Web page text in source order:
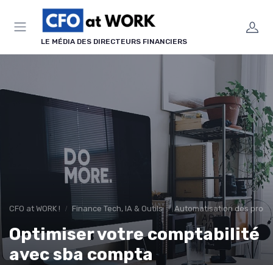
LE MÉDIA DES DIRECTEURS FINANCIERS
CFO at WORK ! Finance Tech, IA & Outils Automatisation des
Optimiser votre comptabilité
avec sba compta
Panneau de gestion des cookies